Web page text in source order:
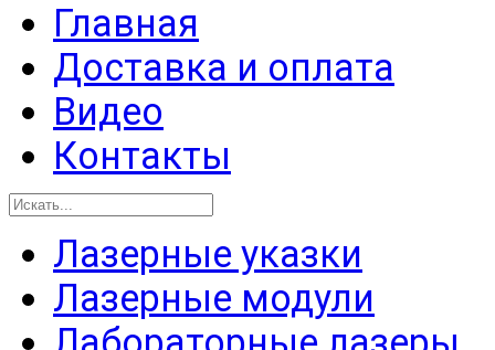
Главная
Доставка и оплата
Видео
Контакты
Лазерные указки
Лазерные модули